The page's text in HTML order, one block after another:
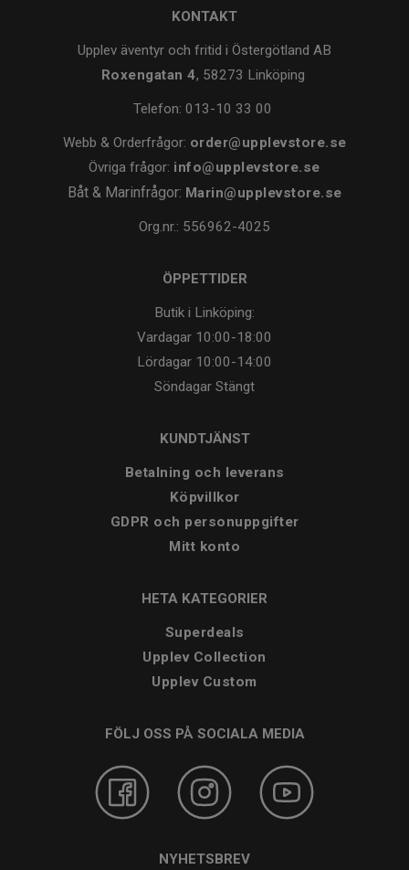
KONTAKT
Upplev äventyr och fritid i Östergötland AB
Roxengatan 4, 58273 Linköping
Telefon: 013-10 33 00
Webb & Orderfrågor: order@upplevstore.se
Övriga frågor: info@upplevstore.se
Båt & Marinfrågor: Marin@upplevstore.se
Org.nr.: 556962-4025
ÖPPETTIDER
Butik i Linköping:
Vardagar 10:00-18:00
Lördagar 10:00-14:00
Söndagar Stängt
KUNDTJÄNST
Betalning och leverans
Köpvillkor
GDPR och personuppgifter
Mitt konto
HETA KATEGORIER
Superdeals
Upplev Collection
Upplev Custom
FÖLJ OSS PÅ SOCIALA MEDIA
NYHETSBREV